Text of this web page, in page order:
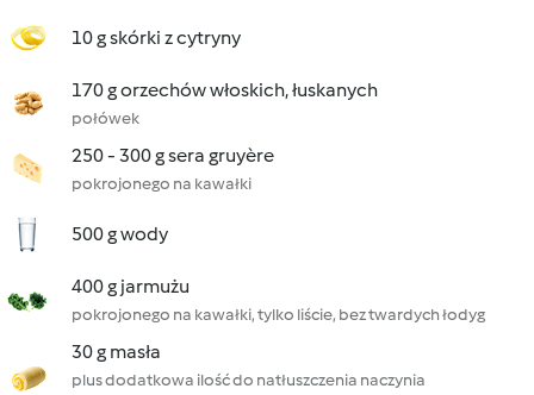
10 g skórki z cytryny
170 g orzechów włoskich, łuskanych
połówek
250 - 300 g sera gruyère
pokrojonego na kawałki
500 g wody
400 g jarmużu
pokrojonego na kawałki, tylko liście, bez twardych łodyg
30 g masła
plus dodatkowa ilość do natłuszczenia naczynia